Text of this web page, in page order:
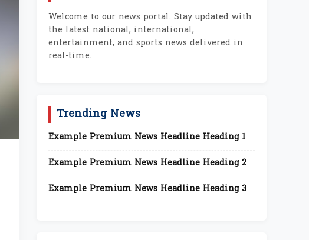
Welcome to our news portal. Stay updated with
the latest national, international,
entertainment, and sports news delivered in
real-time.
Trending News
Example Premium News Headline Heading 1
Example Premium News Headline Heading 2
Example Premium News Headline Heading 3